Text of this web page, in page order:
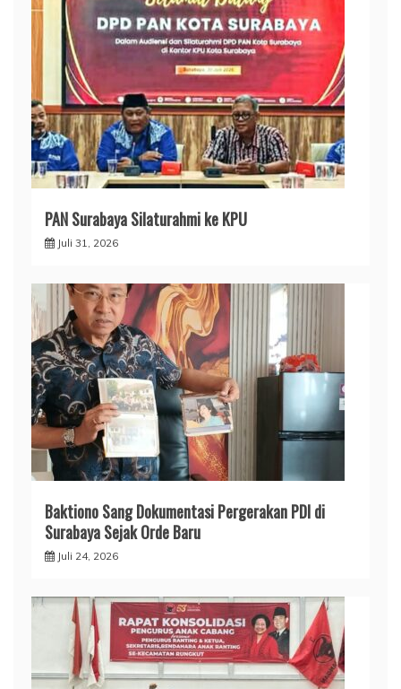
PAN Surabaya Silaturahmi ke KPU
Juli 31, 2026
Baktiono Sang Dokumentasi Pergerakan PDI di
Surabaya Sejak Orde Baru
Juli 24, 2026